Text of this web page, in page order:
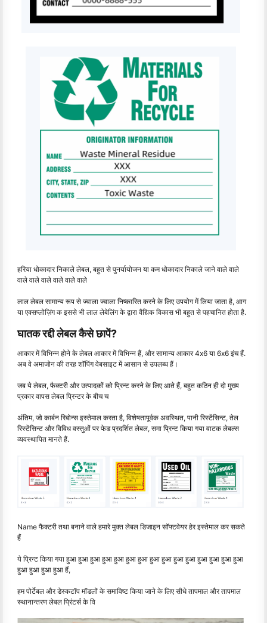
हरिया धोकादार निकाले लेबल, बहुत से पुनर्यायोजन या कम धोकादार निकाले जाने वाले वाले
वाले वाले वाले वाले वाले वाले
लाल लेबल सामान्य रूप से ज्वाला ज्वाला निष्कारित करने के लिए उपयोग में लिया जाता है, आग
या एक्सप्लोज़िंग क इससे भी लाल लेबेलिंग के द्वारा वैद्यिक विकास भी बहुत से पहचानित होता है.
घातक रद्दी लेबल कैसे छापें?
आकार में विभिन्न होने के लेबल आकार में विभिन्न हैं, और सामान्य आकार 4x6 या 6x6 इंच हैं.
अब वे अमाजोन की तरह शॉपिंग वेबसाइट में आसान से उपलब्ध हैं।
जब ये लेबल, फैक्टरी और उत्पादकों को प्रिन्ट करने के लिए आते हैं, बहुत कठिन ही दो मुख्य
प्रकार वापस लेबल प्रिन्टर के बीच च
अंतिम, जो कार्बन रिबोन्स इस्तेमाल करता है, विशेषतापूर्वक अवस्थित, पानी रिस्टेंसिन्ट, तेल
रिस्टेंसिन्ट और विविध वस्तुओं पर फेड प्रदर्शित लेबल, समा प्रिन्ट किया गया वाटक लेबल्स
व्यवस्थापित मानते हैं.
Name फैक्टरी तथा बनाने वाले हमारे मुक्त लेबल डिजाइन सॉफ्टवेयर हेर इस्तेमाल कर सकते
हैं
ये प्रिन्ट किया गया हुआ हुआ हुआ हुआ हुआ हुआ हुआ हुआ हुआ हुआ हुआ हुआ हुआ हुआ हुआ
हुआ हुआ हुआ हुआ हैं,
हम पोर्टेबल और डेस्कटॉप मॉडलों के समाविष्ट किया जाने के लिए सीधे तापमाल और तापमाल
स्थानान्तरण लेबल प्रिंटर्स के वि